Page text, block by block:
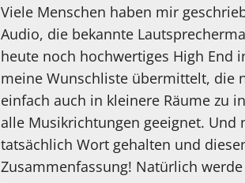
Viele Menschen haben mir
Audio, die bekannte
heute noch hochwertiges High End
meine Wunschliste übermittelt, die
einfach auch in kleinere Räume zu
alle Musikrichtungen geeignet. Und
tatsächlich Wort gehalten und
Zusammenfassung! Natürlich